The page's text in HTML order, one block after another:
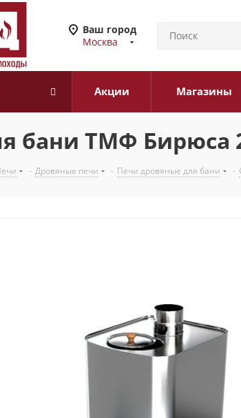
Ваш город
Москва
Акции Магазины
бани ТМФ Бирюса
- Дровяные печи - Печи дровяные для бани -